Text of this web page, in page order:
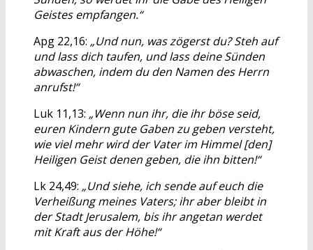
Geistes empfangen.“
Apg 22,16: „Und nun, was zögerst du? Steh auf
und lass dich taufen, und lass deine Sünden
abwaschen, indem du den Namen des Herrn
anrufst!“
Luk 11,13: „Wenn nun ihr, die ihr böse seid,
euren Kindern gute Gaben zu geben versteht,
wie viel mehr wird der Vater im Himmel [den]
Heiligen Geist denen geben, die ihn bitten!“
Lk 24,49: „Und siehe, ich sende auf euch die
Verheißung meines Vaters; ihr aber bleibt in
der Stadt Jerusalem, bis ihr angetan werdet
mit Kraft aus der Höhe!“